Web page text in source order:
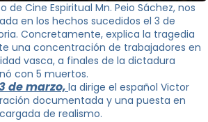
de Cine Espiritual Mn. Peio Sáchez, nos
en los hechos sucedidos el 3 de
Concretamente, explica la tragedia
una concentración de trabajadores en
vasca, a finales de la dictadura
con 5 muertos.
de marzo,la dirige el español Victor
documentada y una puesta en
de realismo.